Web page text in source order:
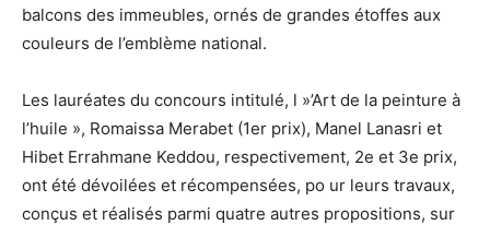
balcons des immeubles, ornés de grandes étoffes aux
couleurs de l’emblème national.
Les lauréates du concours intitulé, l »’Art de la peinture à
l’huile », Romaissa Merabet (1er prix), Manel Lanasri et
Hibet Errahmane Keddou, respectivement, 2e et 3e prix,
ont été dévoilées et récompensées, po ur leurs travaux,
conçus et réalisés parmi quatre autres propositions, sur